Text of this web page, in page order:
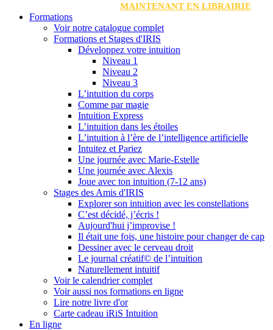
MAINTENANT EN LIBRAIRIE
Formations
Voir notre catalogue complet
Formations et Stages d'IRIS
Développez votre intuition
Niveau 1
Niveau 2
Niveau 3
L’intuition du corps
Comme par magie
Intuition Express
L’intuition dans les étoiles
L’intuition à l’ère de l’intelligence artificielle
Intuitez et Pariez
Une journée avec Marie-Estelle
Une journée avec Alexis
Joue avec ton intuition (7-12 ans)
Stages des Amis d'IRIS
Explorer son intuition avec les constellations
C’est décidé, j’écris !
Aujourd'hui j’improvise !
Il était une fois, une histoire pour changer de cap
Dessiner avec le cerveau droit
Le journal créatif© de l’intuition
Naturellement intuitif
Voir le calendrier complet
Voir aussi nos formations en ligne
Lire notre livre d'or
Carte cadeau iRiS Intuition
En ligne